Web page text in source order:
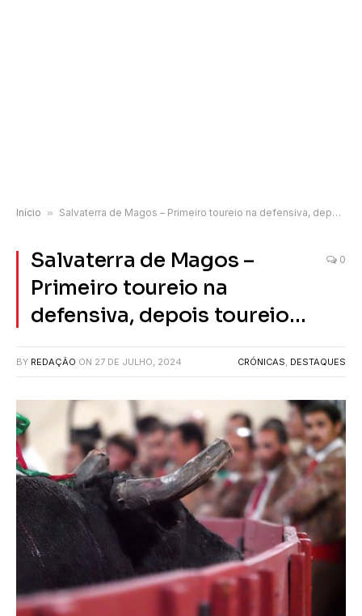
Início » Salvaterra de Magos – Primeiro toureio na defensiva, depois toureio…
Salvaterra de Magos –
Primeiro toureio na
defensiva, depois toureio…
0
BY REDAÇÃO ON 27 DE JULHO, 2024 CRÓNICAS, DESTAQUES